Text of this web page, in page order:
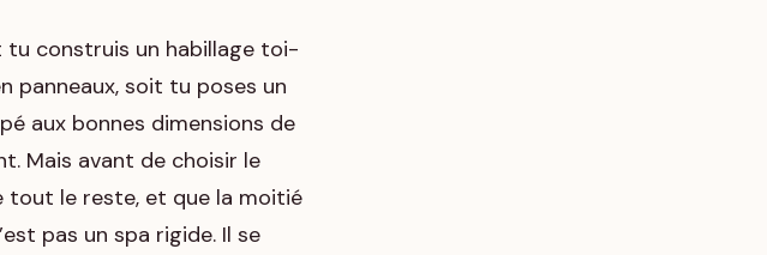
tu construis un habillage toi-
panneaux, soit tu poses un
aux bonnes dimensions de
Mais avant de choisir le
tout le reste, et que la moitié
pas un spa rigide. Il se